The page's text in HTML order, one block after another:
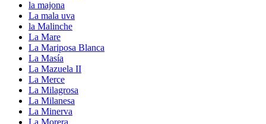
la majona
La mala uva
la Malinche
La Mare
La Mariposa Blanca
La Masía
La Mazuela II
La Merce
La Milagrosa
La Milanesa
La Minerva
La Morera